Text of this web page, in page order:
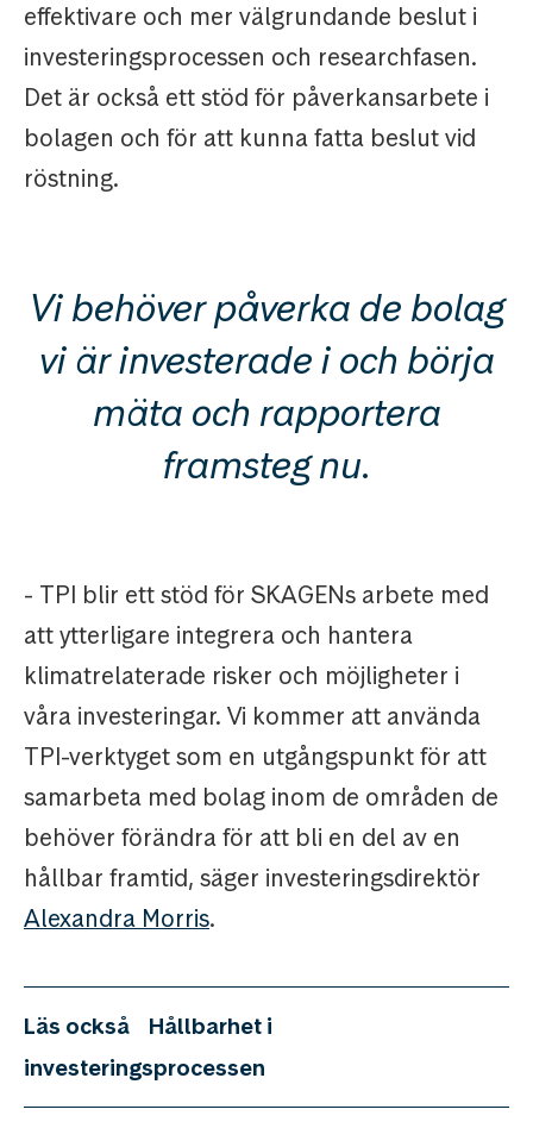
effektivare och mer välgrundande beslut i
investeringsprocessen och researchfasen.
Det är också ett stöd för påverkansarbete i
bolagen och för att kunna fatta beslut vid
röstning.
Vi behöver påverka de bolag
vi är investerade i och börja
mäta och rapportera
framsteg nu.
- TPI blir ett stöd för SKAGENs arbete med
att ytterligare integrera och hantera
klimatrelaterade risker och möjligheter i
våra investeringar. Vi kommer att använda
TPI-verktyget som en utgångspunkt för att
samarbeta med bolag inom de områden de
behöver förändra för att bli en del av en
hållbar framtid, säger investeringsdirektör
Alexandra Morris.
Läs också
Hållbarhet i
investeringsprocessen